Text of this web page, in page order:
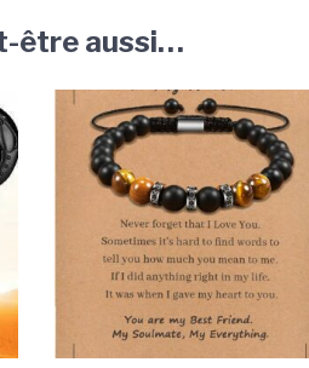
être aussi…